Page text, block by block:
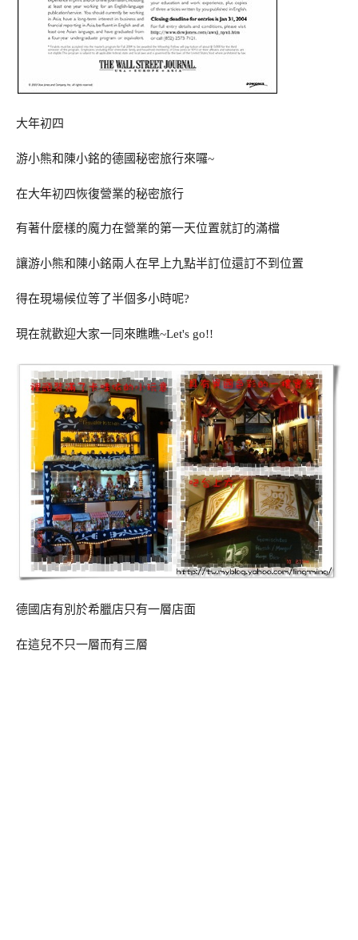
大年初四
游小熊和陳小銘的德國秘密旅行來囉~
在大年初四恢復營業的秘密旅行
有著什麼樣的魔力在營業的第一天位置就訂的滿檔
讓游小熊和陳小銘兩人在早上九點半訂位還訂不到位置
得在現場候位等了半個多小時呢?
現在就歡迎大家一同來瞧瞧~Let's go!!
德國店有別於希臘店只有一層店面
在這兒不只一層而有三層